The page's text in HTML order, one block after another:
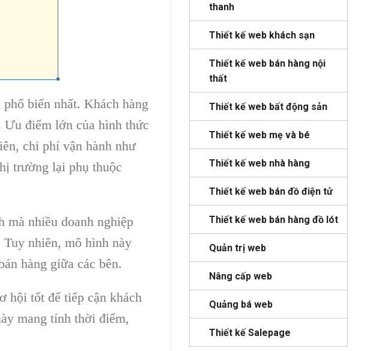
biến nhất. Khách hàng
Ưu điểm lớn của hình thức
chi phí vận hành như
trường lại phụ thuộc
nhiều doanh nghiệp
nhiên, mô hình này
hàng giữa các bên.
hội tốt để tiếp cận khách
mang tính thời điểm,
thanh
Thiết kế web khách sạn
Thiết kế web bán hàng nội
thất
Thiết kế web bất động sản
Thiết kế web mẹ và bé
Thiết kế web nhà hàng
Thiết kế web bán đồ điện tử
Thiết kế web bán hàng đồ lót
Quản trị web
Nâng cấp web
Quảng bá web
Thiết kế Salepage